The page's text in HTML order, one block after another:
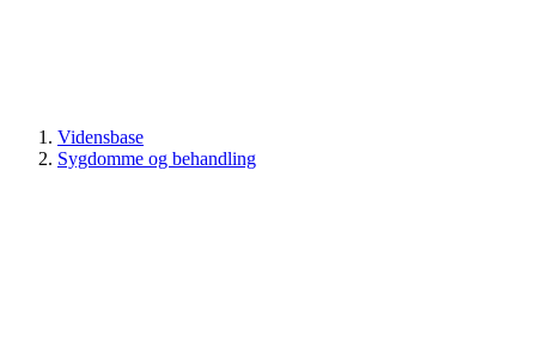
Vidensbase
Sygdomme og behandling